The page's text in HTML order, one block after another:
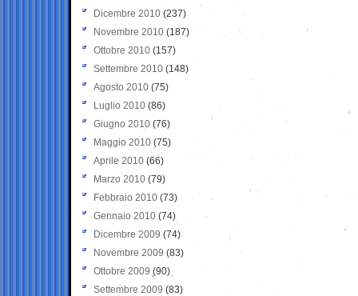
Dicembre 2010 (237)
Novembre 2010 (187)
Ottobre 2010 (157)
Settembre 2010 (148)
Agosto 2010 (75)
Luglio 2010 (86)
Giugno 2010 (76)
Maggio 2010 (75)
Aprile 2010 (66)
Marzo 2010 (79)
Febbraio 2010 (73)
Gennaio 2010 (74)
Dicembre 2009 (74)
Novembre 2009 (83)
Ottobre 2009 (90)
Settembre 2009 (83)